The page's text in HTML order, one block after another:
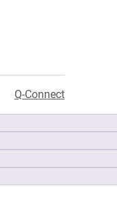
Q-Connect